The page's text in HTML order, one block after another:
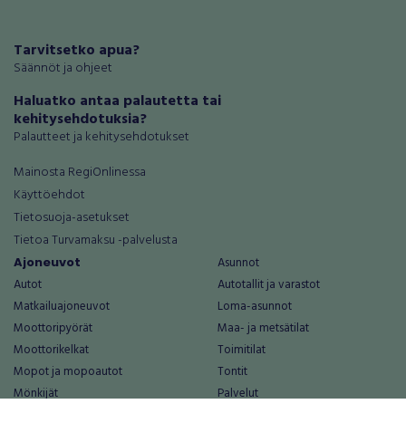
Tarvitsetko apua?
Säännöt ja ohjeet
Haluatko antaa palautetta tai
kehitysehdotuksia?
Palautteet ja kehitysehdotukset
Mainosta RegiOnlinessa
Käyttöehdot
Tietosuoja-asetukset
Tietoa Turvamaksu -palvelusta
Ajoneuvot
Autot
Matkailuajoneuvot
Moottoripyörät
Moottorikelkat
Mopot ja mopoautot
Mönkijät
Asunnot
Autotallit ja varastot
Loma-asunnot
Maa- ja metsätilat
Toimitilat
Tontit
Palvelut